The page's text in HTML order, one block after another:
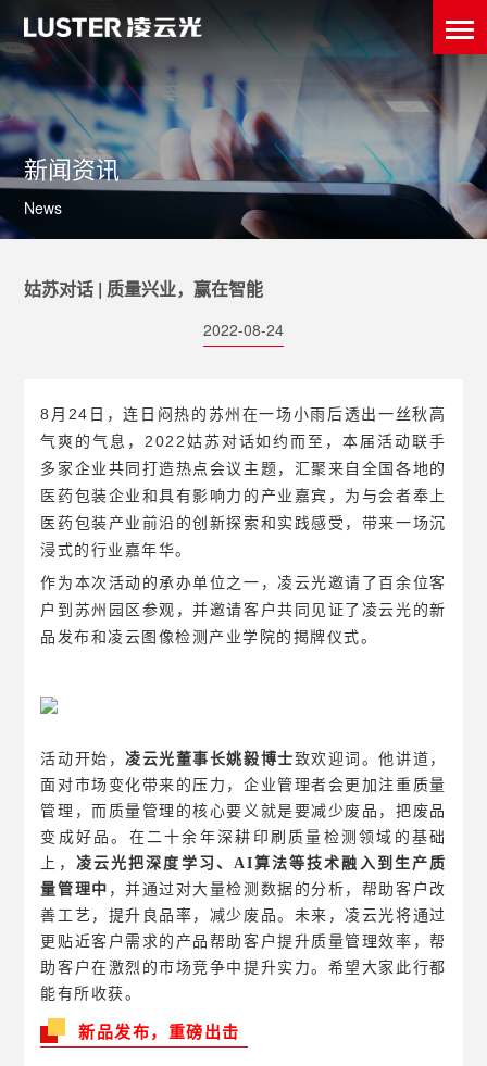
新闻资讯
News
姑苏对话 | 质量兴业，赢在智能
2022-08-24
8月24日，连日闷热的苏州在一场小雨后透出一丝秋高
气爽的气息，2022姑苏对话如约而至，本届活动联手
多家企业共同打造热点会议主题，汇聚来自全国各地的
医药包装企业和具有影响力的产业嘉宾，为与会者奉上
医药包装产业前沿的创新探索和实践感受，带来一场沉
浸式的行业嘉年华。
作为本次活动的承办单位之一，凌云光邀请了百余位客
户到苏州园区参观，并邀请客户共同见证了凌云光的新
品发布和凌云图像检测产业学院的揭牌仪式。
活动开始，凌云光董事长姚毅博士致欢迎词。他讲道，
面对市场变化带来的压力，企业管理者会更加注重质量
管理，而质量管理的核心要义就是要减少废品，把废品
变成好品。在二十余年深耕印刷质量检测领域的基础
上， 凌云光把深度学习、AI算法等技术融入到生产质
量管理中 ，并通过对大量检测数据的分析，帮助客户改
善工艺，提升良品率，减少废品。未来，凌云光将通过
更贴近客户需求的产品帮助客户提升质量管理效率，帮
助客户在激烈的市场竞争中提升实力。希望大家此行都
能有所收获。
新品发布，重磅出击